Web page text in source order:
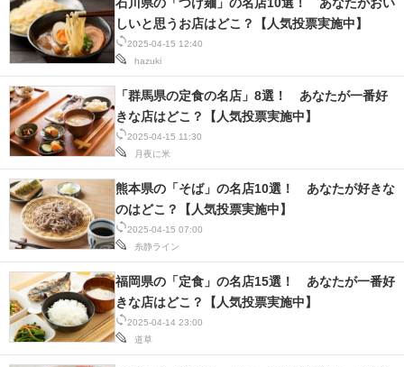
2025-04-15 12:40
hazuki
石川県の「つけ麺」の名店10選！ あなたがおい
しいと思うお店はどこ？【人気投票実施中】
2025-04-15 11:30
月夜に米
「群馬県の定食の名店」8選！ あなたが一番好
きな店はどこ？【人気投票実施中】
2025-04-15 07:00
糸静ライン
熊本県の「そば」の名店10選！ あなたが好きな
のはどこ？【人気投票実施中】
2025-04-14 23:00
道草
福岡県の「定食」の名店15選！ あなたが一番好
きな店はどこ？【人気投票実施中】